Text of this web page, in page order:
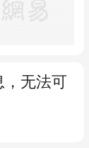
，无法可